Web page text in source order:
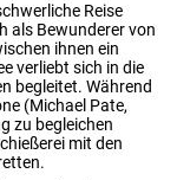
Reise
als Bewunderer von
ihnen ein
verliebt sich in die
begleitet. Während
(Michael Pate,
zu begleichen
mit den